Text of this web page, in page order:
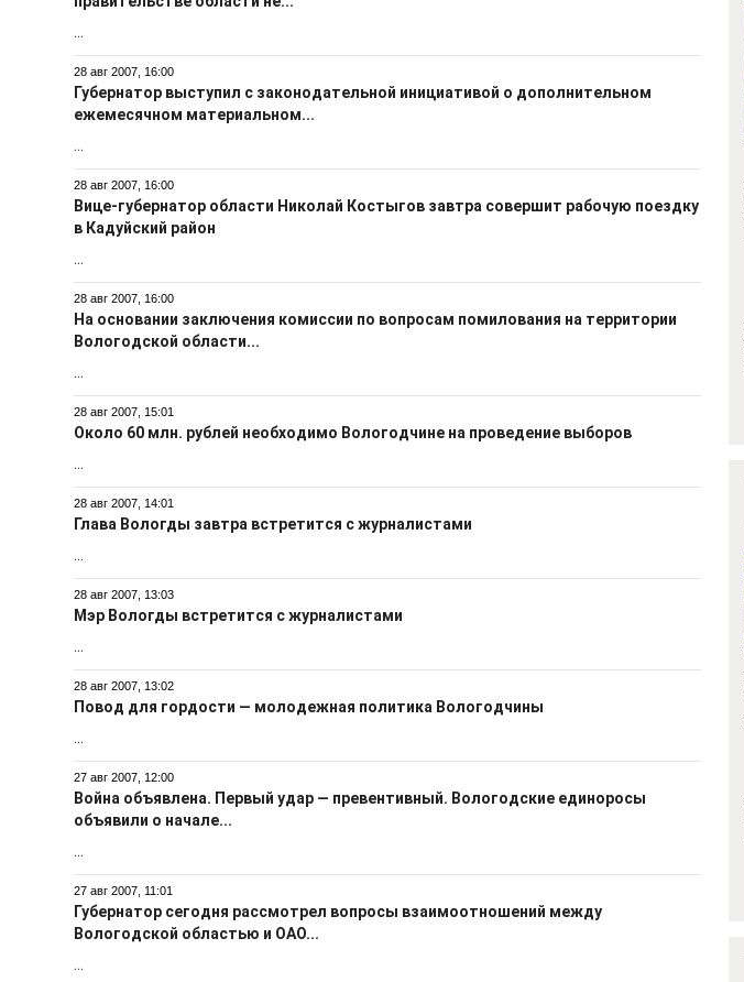
...
28 авг 2007, 16:00
Губернатор выступил с законодательной инициативой о дополнительном
ежемесячном материальном...
...
28 авг 2007, 16:00
Вице-губернатор области Николай Костыгов завтра совершит рабочую поездку
в Кадуйский район
...
28 авг 2007, 16:00
На основании заключения комиссии по вопросам помилования на территории
Вологодской области...
...
28 авг 2007, 15:01
Около 60 млн. рублей необходимо Вологодчине на проведение выборов
...
28 авг 2007, 14:01
Глава Вологды завтра встретится с журналистами
...
28 авг 2007, 13:03
Мэр Вологды встретится с журналистами
...
28 авг 2007, 13:02
Повод для гордости — молодежная политика Вологодчины
...
27 авг 2007, 12:00
Война объявлена. Первый удар — превентивный. Вологодские единоросы
объявили о начале...
...
27 авг 2007, 11:01
Губернатор сегодня рассмотрел вопросы взаимоотношений между
Вологодской областью и ОАО...
...